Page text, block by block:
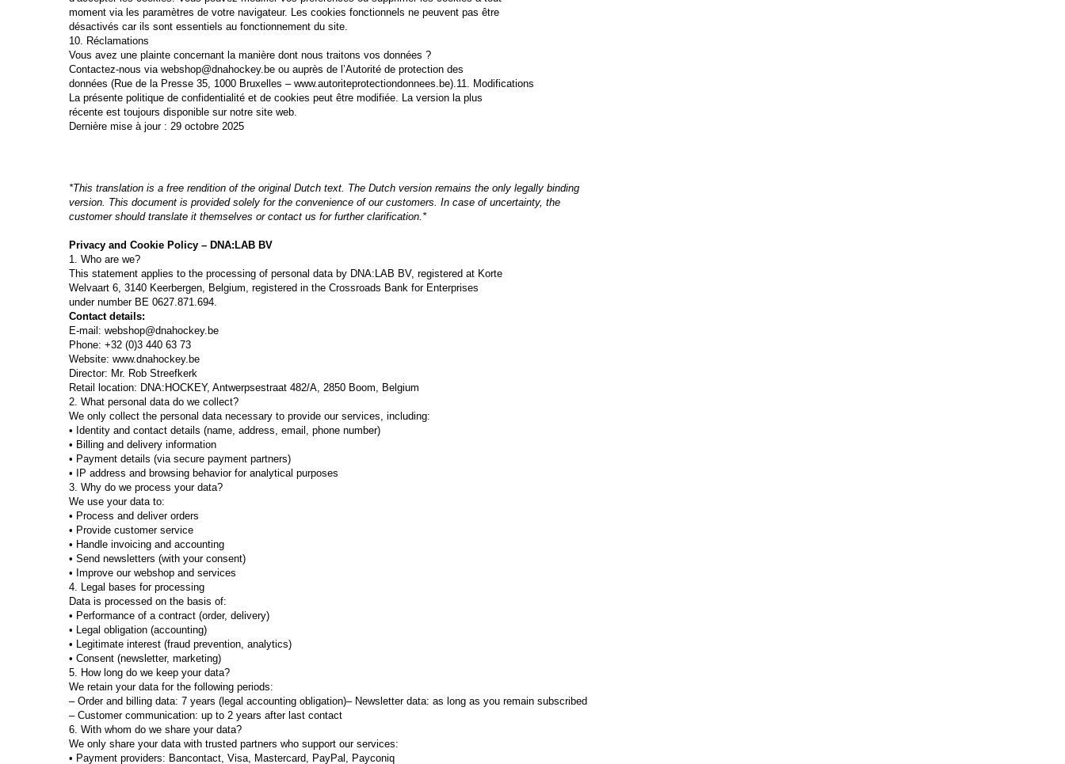
moment via les paramètres de votre navigateur. Les cookies fonctionnels ne peuvent pas être
désactivés car ils sont essentiels au fonctionnement du site.
10. Réclamations
Vous avez une plainte concernant la manière dont nous traitons vos données ?
Contactez-nous via webshop@dnahockey.be ou auprès de l’Autorité de protection des
données (Rue de la Presse 35, 1000 Bruxelles – www.autoriteprotectiondonnees.be).11. Modifications
La présente politique de confidentialité et de cookies peut être modifiée. La version la plus
récente est toujours disponible sur notre site web.
Dernière mise à jour : 29 octobre 2025
*This translation is a free rendition of the original Dutch text. The Dutch version remains the only legally binding
version. This document is provided solely for the convenience of our customers. In case of uncertainty, the
customer should translate it themselves or contact us for further clarification.*
Privacy and Cookie Policy – DNA:LAB BV
1. Who are we?
This statement applies to the processing of personal data by DNA:LAB BV, registered at Korte
Welvaart 6, 3140 Keerbergen, Belgium, registered in the Crossroads Bank for Enterprises
under number BE 0627.871.694.
Contact details:
E-mail: webshop@dnahockey.be
Phone: +32 (0)3 440 63 73
Website: www.dnahockey.be
Director: Mr. Rob Streefkerk
Retail location: DNA:HOCKEY, Antwerpsestraat 482/A, 2850 Boom, Belgium
2. What personal data do we collect?
We only collect the personal data necessary to provide our services, including:
• Identity and contact details (name, address, email, phone number)
• Billing and delivery information
• Payment details (via secure payment partners)
• IP address and browsing behavior for analytical purposes
3. Why do we process your data?
We use your data to:
• Process and deliver orders
• Provide customer service
• Handle invoicing and accounting
• Send newsletters (with your consent)
• Improve our webshop and services
4. Legal bases for processing
Data is processed on the basis of:
• Performance of a contract (order, delivery)
• Legal obligation (accounting)
• Legitimate interest (fraud prevention, analytics)
• Consent (newsletter, marketing)
5. How long do we keep your data?
We retain your data for the following periods:
– Order and billing data: 7 years (legal accounting obligation)– Newsletter data: as long as you remain subscribed
– Customer communication: up to 2 years after last contact
6. With whom do we share your data?
We only share your data with trusted partners who support our services:
• Payment providers: Bancontact, Visa, Mastercard, PayPal, Payconiq